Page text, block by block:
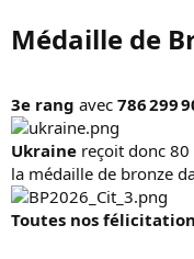
Médaille de
3e rang avec 786 299
Ukraine reçoit donc
la médaille de bronze
Toutes nos